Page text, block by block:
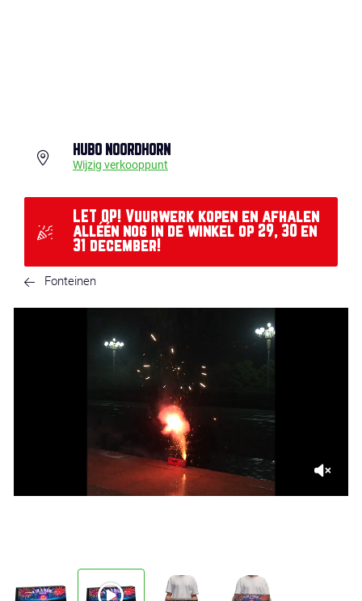
HUBO NOORDHORN
Wijzig verkooppunt
LET OP! Vuurwerk kopen en afhalen
alléén nog in de winkel op 29, 30 en
31 december!
Fonteinen